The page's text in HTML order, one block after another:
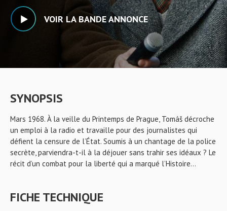
VOIR LA BANDE ANNONCE
SYNOPSIS
Mars 1968. À la veille du Printemps de Prague, Tomáš décroche
un emploi à la radio et travaille pour des journalistes qui
défient la censure de l’État. Soumis à un chantage de la police
secrète, parviendra-t-il à la déjouer sans trahir ses idéaux ? Le
récit d’un combat pour la liberté qui a marqué l’Histoire…
FICHE TECHNIQUE